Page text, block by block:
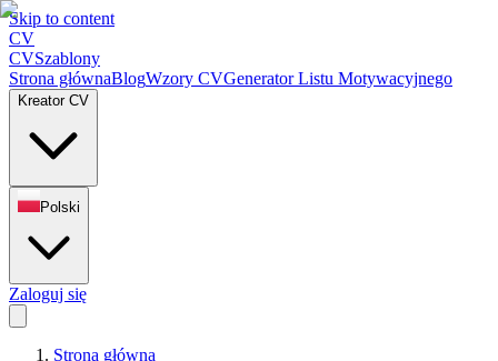
Skip to content
CV
CVSzablony
Strona głównaBlogWzory CVGenerator Listu Motywacyjnego
Kreator CV
Polski
Zaloguj się
Strona główna